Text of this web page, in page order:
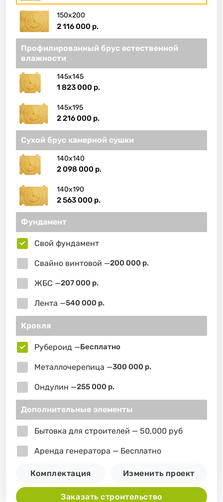
150х200
2 116 000 р.
Профилированный брус естественной
влажности
145х145
1 823 000 р.
145х195
2 216 000 р.
Сухой брус камерной сушки
140х140
2 098 000 р.
140х190
2 563 000 р.
Фундамент
Свой фундамент
Свайно винтовой —200 000 р.
ЖБС —207 000 р.
Лента —540 000 р.
Кровля
Рубероид —Бесплатно
Металлочерепица —300 000 р.
Ондулин —255 000 р.
Дополнительные элементы
Бытовка для строителей — 50,000 руб
Аренда генератора — Бесплатно
Комплектация Изменить проект
Заказать строительство